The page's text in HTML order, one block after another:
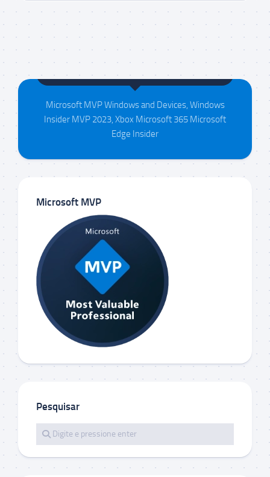
Maison da Silva
Microsoft MVP Windows and Devices, Windows
Insider MVP 2023, Xbox Microsoft 365 Microsoft
Edge Insider
Microsoft MVP
Pesquisar